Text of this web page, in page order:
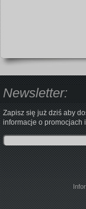
Newsletter:
Zapisz się już dziś aby
informacje o promocjach